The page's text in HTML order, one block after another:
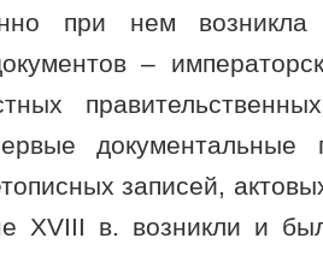
при нем возникла
–
документальные
записей,
XVIII в. возникли и